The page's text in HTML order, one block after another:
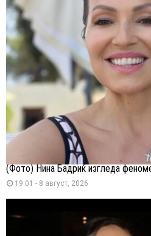
(Фото) Нина Бадриќ изгледа
19:01 - 8 август, 2026